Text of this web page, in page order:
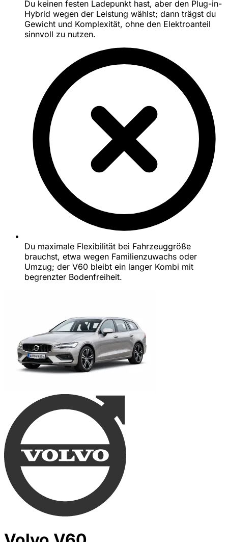
Du keinen festen Ladepunkt hast, aber den Plug-in-
Hybrid wegen der Leistung wählst; dann trägst du
Gewicht und Komplexität, ohne den Elektroanteil
sinnvoll zu nutzen.
Du maximale Flexibilität bei Fahrzeuggröße
brauchst, etwa wegen Familienzuwachs oder
Umzug; der V60 bleibt ein langer Kombi mit
begrenzter Bodenfreiheit.